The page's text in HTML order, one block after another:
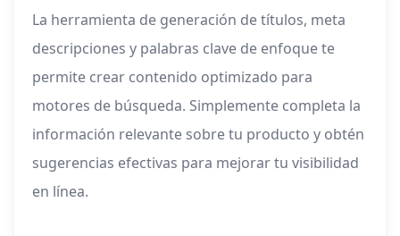
La herramienta de generación de títulos, meta
descripciones y palabras clave de enfoque te
permite crear contenido optimizado para
motores de búsqueda. Simplemente completa la
información relevante sobre tu producto y obtén
sugerencias efectivas para mejorar tu visibilidad
en línea.